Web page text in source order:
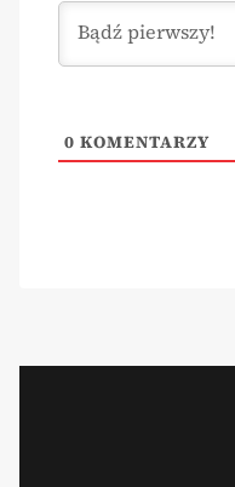
0 KOMENTARZY